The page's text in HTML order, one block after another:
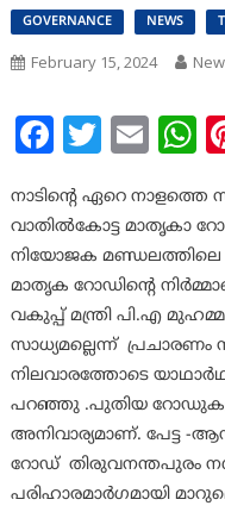
GOVERNANCE NEWS
February 15, 2024
Facebook
Twitter
നാടിന്റെ ഏറെ
വാതിൽകോട്ട മാതൃകാ
നിയോജക മണ്ഡലത്തിലെ
മാതൃക റോഡിന്റെ
വകുപ്പ് മന്ത്രി പി.എ
സാധ്യമല്ലെന്ന്
നിലവാരത്തോടെ
പറഞ്ഞു .പുതിയ
അനിവാര്യമാണ്. പേട്ട -
റോഡ് തിരുവനന്തപുരം
പരിഹാരമാർഗമായി